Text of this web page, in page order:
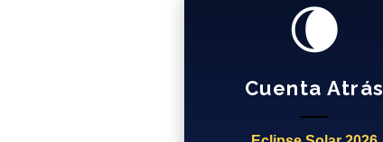
🌘
Cuenta Atrás